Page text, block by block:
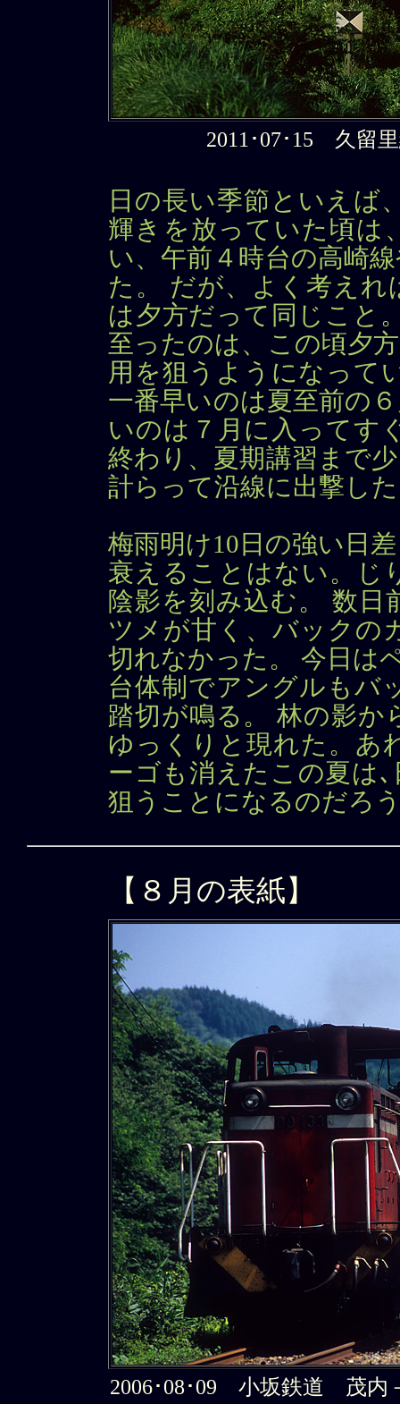
2011･07･15 久
日の長い季節といえば
輝きを放っていた頃は
い、午前４時台の高崎
た。 だが、よく考えれ
は夕方だって同じこと
至ったのは、この頃夕
用を狙うようになって
一番早いのは夏至前の
いのは７月に入ってす
終わり、夏期講習まで
計らって沿線に出撃し
梅雨明け10日の強い日
衰えることはない。じ
陰影を刻み込む。 数
ツメが甘く、バックの
切れなかった。 今日は
台体制でアングルもバ
踏切が鳴る。 林の影か
ゆっくりと現れた。あ
ーゴも消えたこの夏は
狙うことになるのだろ
【８月の表紙】
2006･08･09 小坂鉄道 茂内